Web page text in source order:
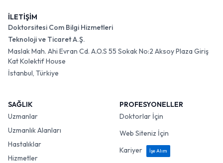
İLETİŞİM
Doktorsitesi Com Bilgi Hizmetleri
Teknoloji ve Ticaret A.Ş.
Maslak Mah. Ahi Evran Cd. A.O.S 55 Sokak No:2 Aksoy Plaza Giriş
Kat Kolektif House
İstanbul, Türkiye
SAĞLIK
Uzmanlar
Uzmanlık Alanları
Hastalıklar
Hizmetler
PROFESYONELLER
Doktorlar İçin
Web Siteniz İçin
Kariyer
İşe Alım